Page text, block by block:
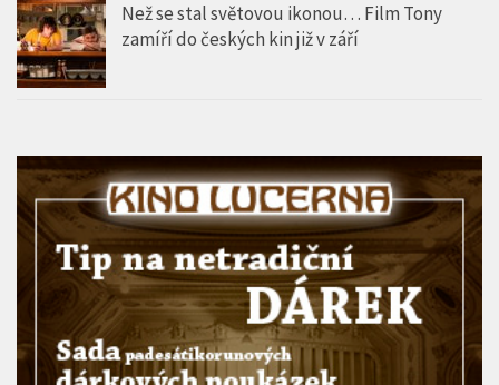
Než se stal světovou ikonou… Film Tony
zamíří do českých kin již v září